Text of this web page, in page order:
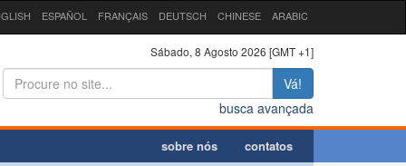
ESPAÑOL FRANÇAIS DEUTSCH CHINESE ARABIC
Sábado, 8 Agosto 2026 [GMT +1]
Vá!
busca avançada
sobre nós contatos